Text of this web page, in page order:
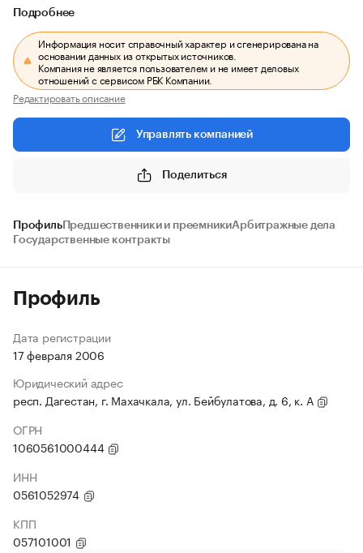
Подробнее
Информация носит справочный характер и сгенерирована на
основании данных из открытых источников.
Компания не является пользователем и не имеет деловых
отношений с сервисом РБК Компании.
Редактировать описание
Управлять компанией
Поделиться
ПрофильПредшественники и преемникиАрбитражные дела
Государственные контракты
Профиль
Дата регистрации
17 февраля 2006
Юридический адрес
респ. Дагестан, г. Махачкала, ул. Бейбулатова, д. 6, к. А
ОГРН
1060561000444
ИНН
0561052974
КПП
057101001